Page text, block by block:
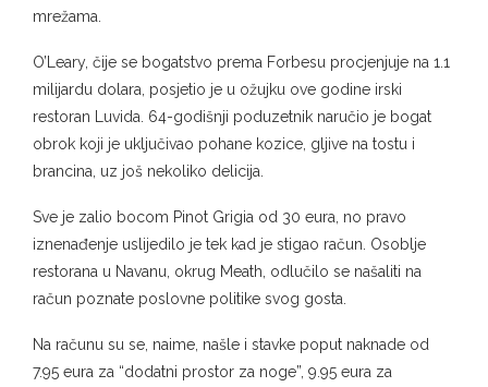
mrežama.
O’Leary, čije se bogatstvo prema Forbesu procjenjuje na 1.1
milijardu dolara, posjetio je u ožujku ove godine irski
restoran Luvida. 64-godišnji poduzetnik naručio je bogat
obrok koji je uključivao pohane kozice, gljive na tostu i
brancina, uz još nekoliko delicija.
Sve je zalio bocom Pinot Grigia od 30 eura, no pravo
iznenađenje uslijedilo je tek kad je stigao račun. Osoblje
restorana u Navanu, okrug Meath, odlučilo se našaliti na
račun poznate poslovne politike svog gosta.
Na računu su se, naime, našle i stavke poput naknade od
7.95 eura za “dodatni prostor za noge”, 9.95 eura za